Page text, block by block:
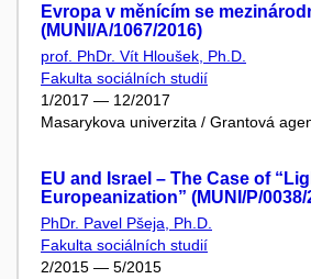
Evropa v měnícím se
(MUNI/A/1067/2016)
prof. PhDr. Vít Hloušek, Ph.D.
Fakulta sociálních studií
1/2017 — 12/2017
Masarykova univerzita / Grantová
EU and Israel – The Case of
Europeanization” (MUNI/P/0038/
PhDr. Pavel Pšeja, Ph.D.
Fakulta sociálních studií
2/2015 — 5/2015